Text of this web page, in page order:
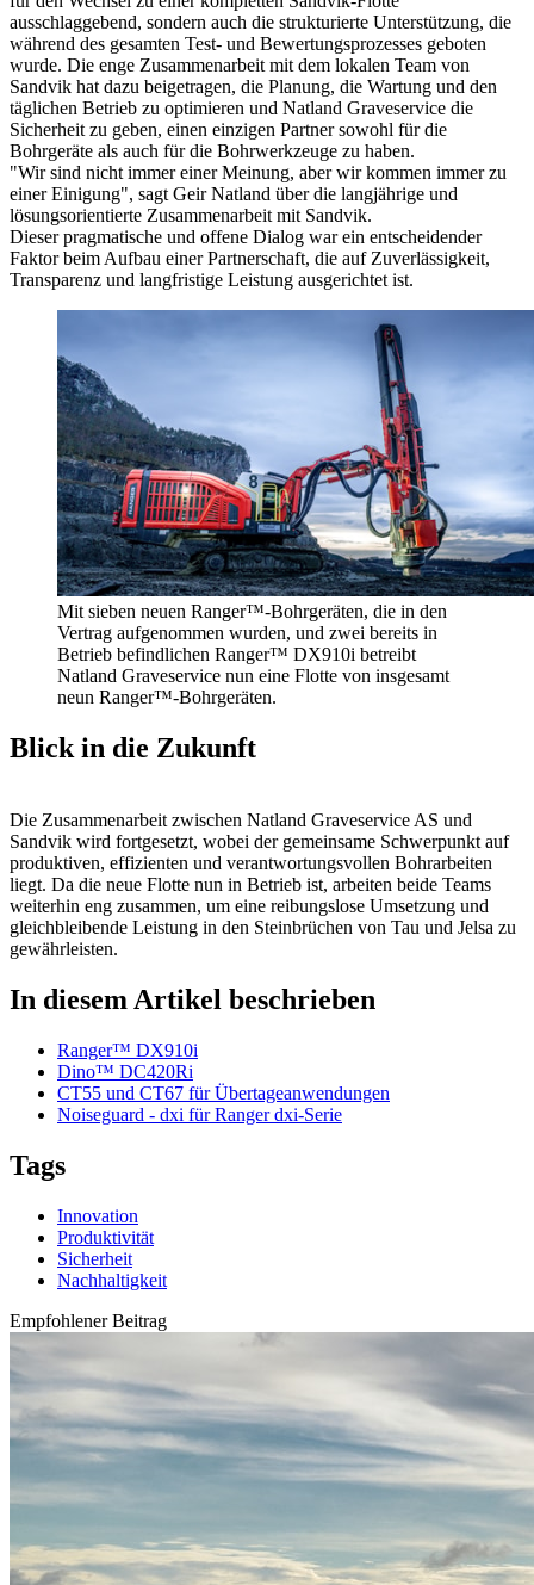
ausschlaggebend, sondern auch die strukturierte Unterstützung, die
während des gesamten Test- und Bewertungsprozesses geboten
wurde. Die enge Zusammenarbeit mit dem lokalen Team von
Sandvik hat dazu beigetragen, die Planung, die Wartung und den
täglichen Betrieb zu optimieren und Natland Graveservice die
Sicherheit zu geben, einen einzigen Partner sowohl für die
Bohrgeräte als auch für die Bohrwerkzeuge zu haben.
"Wir sind nicht immer einer Meinung, aber wir kommen immer zu
einer Einigung", sagt Geir Natland über die langjährige und
lösungsorientierte Zusammenarbeit mit Sandvik.
Dieser pragmatische und offene Dialog war ein entscheidender
Faktor beim Aufbau einer Partnerschaft, die auf Zuverlässigkeit,
Transparenz und langfristige Leistung ausgerichtet ist.
Mit sieben neuen Ranger™-Bohrgeräten, die in den
Vertrag aufgenommen wurden, und zwei bereits in
Betrieb befindlichen Ranger™ DX910i betreibt
Natland Graveservice nun eine Flotte von insgesamt
neun Ranger™-Bohrgeräten.
Blick in die Zukunft
Die Zusammenarbeit zwischen Natland Graveservice AS und
Sandvik wird fortgesetzt, wobei der gemeinsame Schwerpunkt auf
produktiven, effizienten und verantwortungsvollen Bohrarbeiten
liegt. Da die neue Flotte nun in Betrieb ist, arbeiten beide Teams
weiterhin eng zusammen, um eine reibungslose Umsetzung und
gleichbleibende Leistung in den Steinbrüchen von Tau und Jelsa zu
gewährleisten.
In diesem Artikel beschrieben
Ranger™ DX910i
Dino™ DC420Ri
CT55 und CT67 für Übertageanwendungen
Noiseguard - dxi für Ranger dxi-Serie
Tags
Innovation
Produktivität
Sicherheit
Nachhaltigkeit
Empfohlener Beitrag